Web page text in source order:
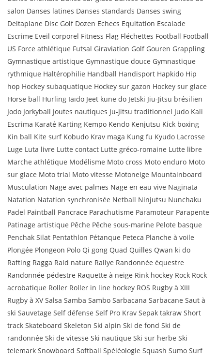
salon Danses latines Danses standards Danses swing
Deltaplane Disc Golf Dozen Echecs Equitation Escalade
Escrime Eveil corporel Fitness Flag Fléchettes Football Football
US Force athlétique Futsal Giraviation Golf Gouren Grappling
Gymnastique artistique Gymnastique douce Gymnastique
rythmique Haltérophilie Handball Handisport Hapkido Hip
hop Hockey subaquatique Hockey sur gazon Hockey sur glace
Horse ball Hurling Iaïdo Jeet kune do Jetski Jiu-Jitsu brésilien
Jodo Jorkyball Joutes nautiques Ju-Jitsu traditionnel Judo Kali
Escrima Karaté Karting Kempo Kendo Kenjutsu Kick boxing
Kin ball Kite surf Kobudo Krav maga Kung fu Kyudo Lacrosse
Luge Luta livre Lutte contact Lutte gréco-romaine Lutte libre
Marche athlétique Modélisme Moto cross Moto enduro Moto
sur glace Moto trial Moto vitesse Motoneige Mountainboard
Musculation Nage avec palmes Nage en eau vive Naginata
Natation Natation synchronisée Netball Ninjutsu Nunchaku
Padel Paintball Pancrace Parachutisme Paramoteur Parapente
Patinage artistique Pêche Pêche sous-marine Pelote basque
Penchak Silat Pentathlon Pétanque Peteca Planche à voile
Plongée Plongeon Polo Qi gong Quad Quilles Qwan ki do
Rafting Ragga Raid nature Rallye Randonnée équestre
Randonnée pédestre Raquette à neige Rink hockey Rock Rock
acrobatique Roller Roller in line hockey ROS Rugby à XIII
Rugby à XV Salsa Samba Sambo Sarbacana Sarbacane Saut à
ski Sauvetage Self défense Self Pro Krav Sepak takraw Short
track Skateboard Skeleton Ski alpin Ski de fond Ski de
randonnée Ski de vitesse Ski nautique Ski sur herbe Ski
telemark Snowboard Softball Spéléologie Squash Sumo Surf